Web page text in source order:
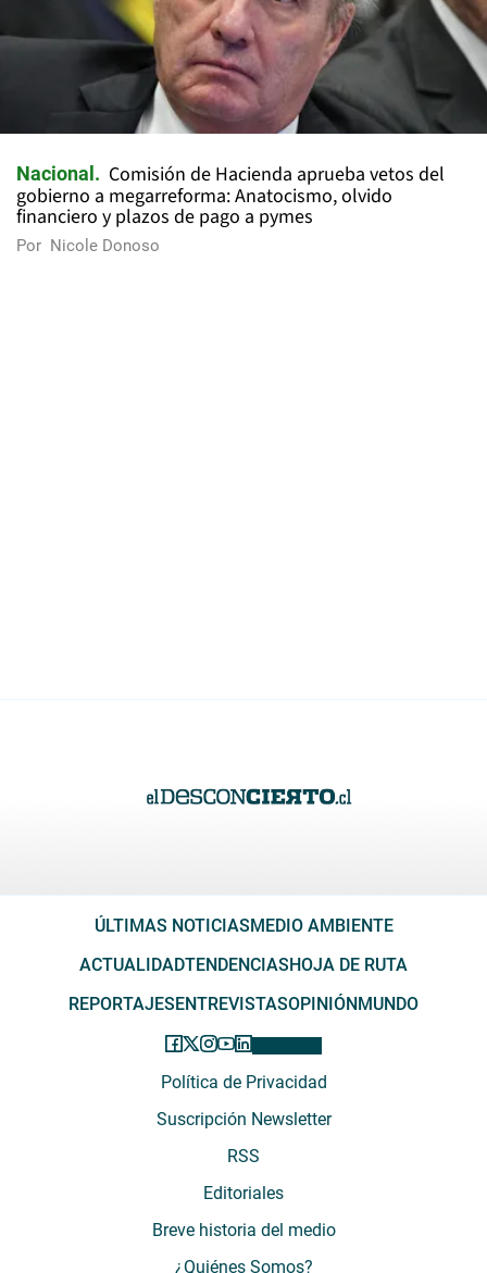
Nacional
Comisión de Hacienda aprueba vetos del
gobierno a megarreforma: Anatocismo, olvido
financiero y plazos de pago a pymes
Por Nicole Donoso
ÚLTIMAS NOTICIAS MEDIO AMBIENTE
ACTUALIDADTENDENCIAS HOJA DE RUTA
REPORTAJES ENTREVISTASOPINIÓN MUNDO
Política de Privacidad
Suscripción Newsletter
RSS
Editoriales
Breve historia del medio
¿Quiénes Somos?